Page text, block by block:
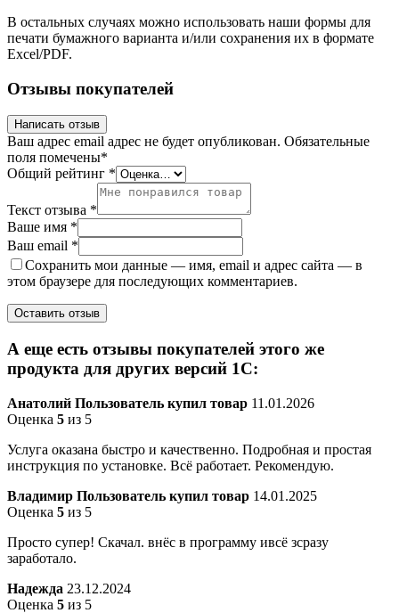
В остальных случаях можно использовать наши формы для
печати бумажного варианта и/или сохранения их в формате
Excel/PDF.
Отзывы покупателей
Написать отзыв
Ваш адрес email адрес не будет опубликован. Обязательные
поля помечены*
Общий рейтинг *
Текст отзыва *
Ваше имя *
Ваш email *
Сохранить мои данные — имя, email и адрес сайта — в
этом браузере для последующих комментариев.
А еще есть отзывы покупателей этого же
продукта для других версий 1С:
Анатолий Пользователь купил товар 11.01.2026
Оценка 5 из 5
Услуга оказана быстро и качественно. Подробная и простая
инструкция по установке. Всё работает. Рекомендую.
Владимир Пользователь купил товар 14.01.2025
Оценка 5 из 5
Просто супер! Скачал. внёс в программу ивсё зсразу
заработало.
Надежда 23.12.2024
Оценка 5 из 5